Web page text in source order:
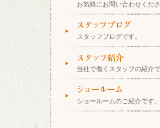
お気軽にお問い合わせくださ
スタッフブログです。
当社で働くスタッフの紹介で
ショールームのご紹介です。